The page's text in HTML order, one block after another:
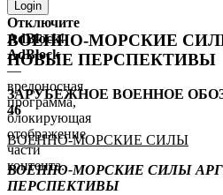
Отключите
AdBlock!
AdBlock
—
вредоносная
программа,
блокирующая
отображение
части
контента.
ВОЕННО-МОРСКИЕ
НОВЫЕ ПЕРСПЕКТИВЫ
ЗАРУБЕЖНОЕ ВОЕННОЕ
46
ВОЕННО-МОРСКИЕ СИЛЫ
ВОЕННО-МОРСКИЕ СИЛЫ
ПЕРСПЕКТИВЫ